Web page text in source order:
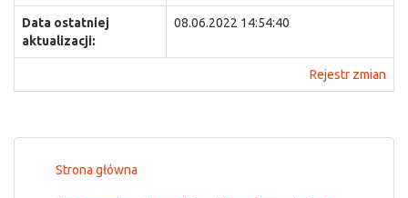
Data ostatniej
aktualizacji:
08.06.2022 14:54:40
Rejestr zmian
Strona główna